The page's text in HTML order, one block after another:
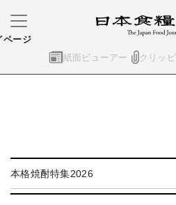
紙面ビューアー クリッ
ページ
本格焼酎特集2026